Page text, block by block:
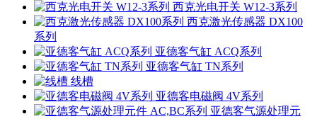
西克光电开关 W12-3系列
西克激光传感器 DX100
系列
亚德客气缸 ACQ系列
亚德客气缸 TN系列
线槽
亚德客电磁阀 4V系列
亚德客气源处理元